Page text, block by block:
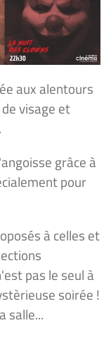
aux alentours
visage et
grâce à
pour
à celles et
pas le seul à
soirée !
salle...